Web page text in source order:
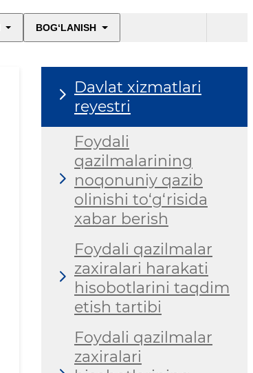
BOG‘LANISH
Davlat xizmatlari
reyestri
Foydali
qazilmalarining
noqonuniy qazib
olinishi to‘g‘risida
xabar berish
Foydali qazilmalar
zaxiralari harakati
hisobotlarini taqdim
etish tartibi
Foydali qazilmalar
zaxiralari